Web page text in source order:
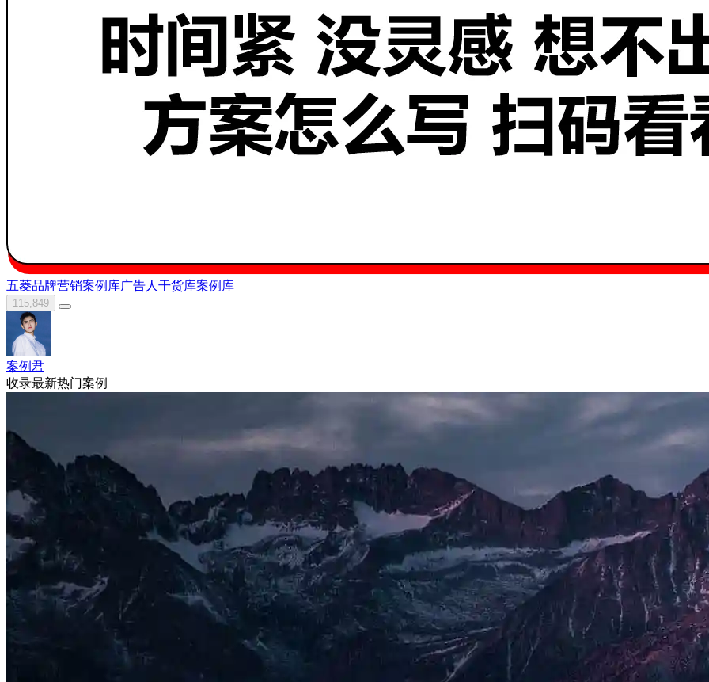
五菱品牌营销案例库广告人干货库案例库
115,849
案例君
收录最新热门案例